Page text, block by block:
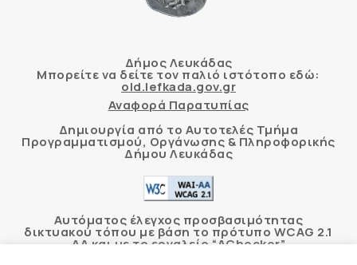
Δήμος Λευκάδας
Μπορείτε να δείτε τον παλιό ιστότοπο εδώ:
old.lefkada.gov.gr
Αναφορά Παρατυπίας
Δημιουργία από το Αυτοτελές Τμήμα
Προγραμματισμού, Οργάνωσης & Πληροφορικής
Δήμου Λευκάδας
Αυτόματος έλεγχος προσβασιμότητας
δικτυακού τόπου με βάση το πρότυπο WCAG 2.1
AA και με το εργαλείο “AChecker”